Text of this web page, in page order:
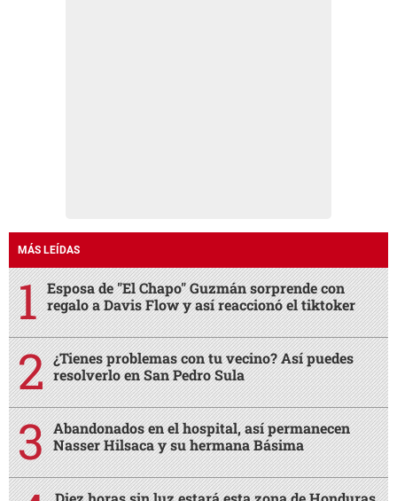
MÁS LEÍDAS
Esposa de "El Chapo" Guzmán sorprende con
regalo a Davis Flow y así reaccionó el tiktoker
¿Tienes problemas con tu vecino? Así puedes
resolverlo en San Pedro Sula
Abandonados en el hospital, así permanecen
Nasser Hilsaca y su hermana Básima